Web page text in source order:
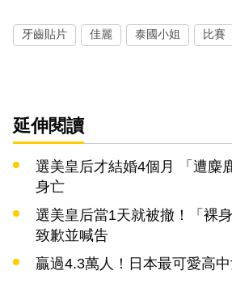
牙齒貼片 佳麗 泰國小姐 比賽
延伸閱讀
選美皇后才結婚4個月 「遭麋
身亡
選美皇后當1天就被撤！「裸
致歉並喊吿
贏過4.3萬人！日本最可愛高中